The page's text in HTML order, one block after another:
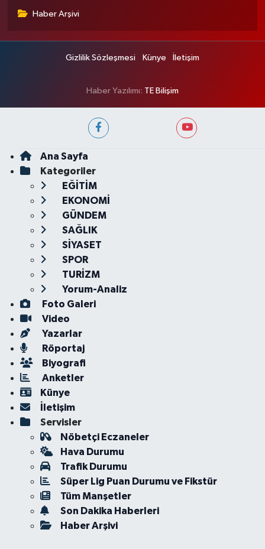
Haber Arşivi
Gizlilik Sözleşmesi Künye İletişim
Haber Yazılımı: TE Bilişim
Ana Sayfa
Kategoriler
EĞİTİM
EKONOMİ
GÜNDEM
SAĞLIK
SİYASET
SPOR
TURİZM
Yorum-Analiz
Foto Galeri
Video
Yazarlar
Röportaj
Biyografi
Anketler
Künye
İletişim
Servisler
Nöbetçi Eczaneler
Hava Durumu
Trafik Durumu
Süper Lig Puan Durumu ve Fikstür
Tüm Manşetler
Son Dakika Haberleri
Haber Arşivi